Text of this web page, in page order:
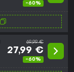
-60%
69,99 €
27,99 €
-60%